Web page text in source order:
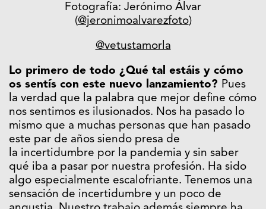
Fotografía: Jerónimo Álvar
(@jeronimoalvarezfoto)
@vetustamorla
Lo primero de todo ¿Qué tal estáis y cómo
os sentís con este nuevo lanzamiento? Pues
la verdad que la palabra que mejor define cómo
nos sentimos es ilusionados. Nos ha pasado lo
mismo que a muchas personas que han pasado
este par de años siendo presa de
la incertidumbre por la pandemia y sin saber
qué iba a pasar por nuestra profesión. Ha sido
algo especialmente escalofriante. Tenemos una
sensación de incertidumbre y un poco de